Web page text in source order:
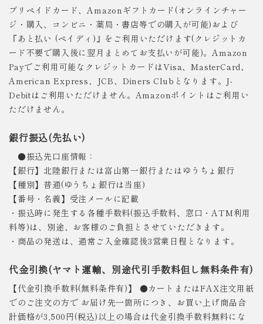
プリペイドカード、Amazonギフトカード(オンラインチャー
ジ・購入、コンビニ・薬局・書店等での購入が可能)および
『あと払い (ペイディ)』をご利用いただけます(クレジットカ
ード不要で購入後に翌月まとめてお支払いが可能)。Amazon
Payでご利用可能なクレジットカードはVisa、MasterCard、
American Express、JCB、Diners Clubとなります。J-
Debitはご利用いただけません。Amazonポイントはご利用い
ただけません。
銀行振込(先払い)
●振込先口座情報：
【銀行】北陸銀行または富山第一銀行またはゆうちょ銀行
【種別】普通(ゆうちょ銀行は当座)
【番号・名義】受注メールに記載
・振込時に発生する各種手数料(振込手数料、窓口・ATM利用
料等)は、別途、お客様のご負担とさせていただきます。
・商品の発送は、通常ご入金確認後3営業日程となります。
代金引換(ヤマト運輸、別途代引手数料但し無料条件有)
【代金引換手数料(無料条件有)】 ●カートまたはFAX注文用紙
でのご注文の方で お届け先一箇所につき、お買い上げ商品合
計価格が3,500円(税込)以上の場合は代金引換手数料無料にな